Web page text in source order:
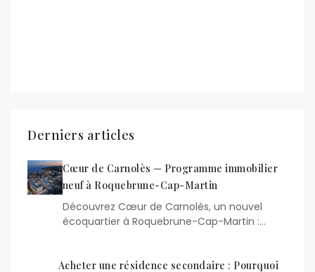
Derniers articles
Cœur de Carnolès — Programme immobilier
neuf à Roquebrune-Cap-Martin
Découvrez Cœur de Carnolès, un nouvel
écoquartier à Roquebrune-Cap-Martin :…
Acheter une résidence secondaire : Pourquoi